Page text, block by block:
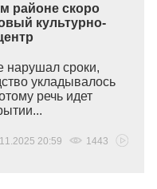
районе скоро
культурно-
нарушал сроки,
укладывалось
речь идет
20:59 1443